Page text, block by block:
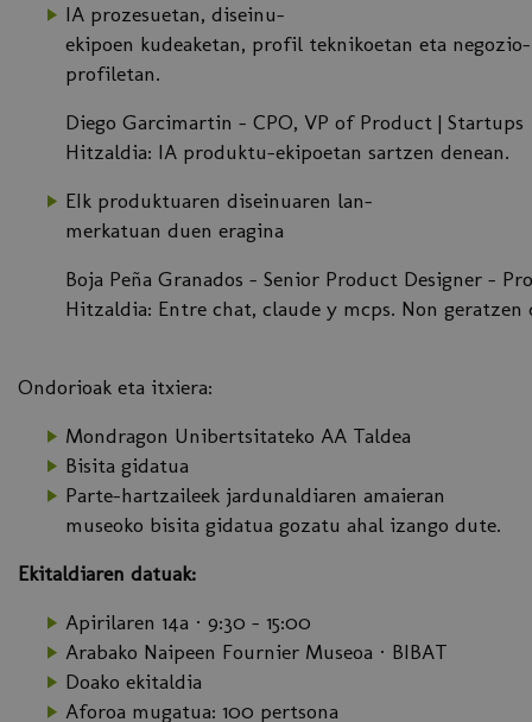
IA prozesuetan, diseinu-
ekipoen kudeaketan, profil teknikoetan eta negozio-
profiletan.
Diego Garcimartin - CPO, VP of Product | Startups
Hitzaldia: IA produktu-ekipoetan sartzen denean.
EIk produktuaren diseinuaren lan-
merkatuan duen eragina
Boja Peña Granados - Senior Product Designer -
Hitzaldia: Entre chat, claude y mcps. Non geratzen
Ondorioak eta itxiera:
Mondragon Unibertsitateko AA Taldea
Bisita gidatua
Parte-hartzaileek jardunaldiaren amaieran
museoko bisita gidatua gozatu ahal izango dute.
Ekitaldiaren datuak:
Apirilaren 14a · 9:30 – 15:00
Arabako Naipeen Fournier Museoa · BIBAT
Doako ekitaldia
Aforoa mugatua: 100 pertsona